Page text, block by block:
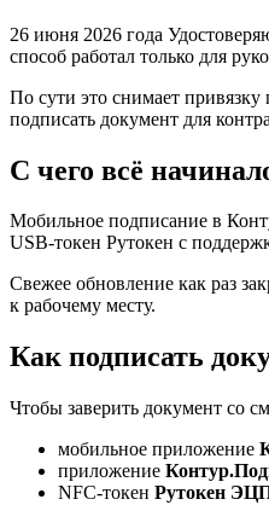
26 июня 2026 года
способ работал только для
По сути это снимает
подписать документ для
С чего всё
Мобильное подписание в
USB-токен Рутокен с
Свежее обновление как раз
к рабочему месту.
Как подписать
Чтобы заверить документ со
мобильное приложение
приложение
NFC-токен Рутокен